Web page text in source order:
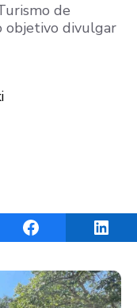
de
objetivo divulgar
TelegramShare on Facebook